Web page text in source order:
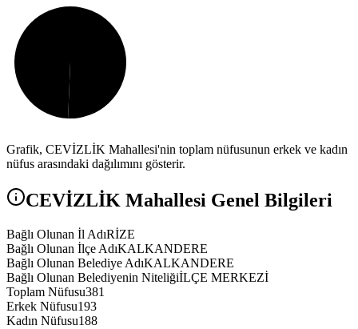
Grafik, CEVİZLİK Mahallesi'nin toplam nüfusunun erkek ve kadın
nüfus arasındaki dağılımını gösterir.
CEVİZLİK Mahallesi Genel Bilgileri
Bağlı Olunan İl AdıRİZE
Bağlı Olunan İlçe AdıKALKANDERE
Bağlı Olunan Belediye AdıKALKANDERE
Bağlı Olunan Belediyenin NiteliğiİLÇE MERKEZİ
Toplam Nüfusu381
Erkek Nüfusu193
Kadın Nüfusu188